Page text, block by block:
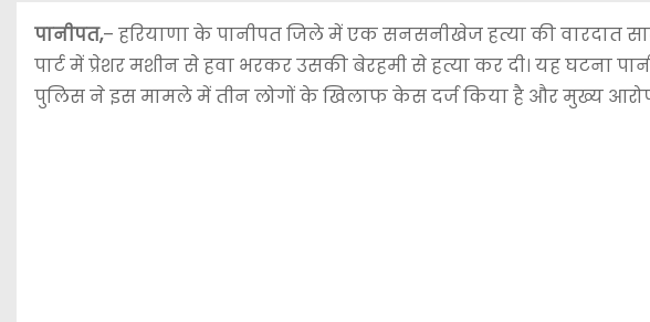
पानीपत,– हरियाणा के पानीपत जिले में एक सनसनीखेज हत्या की वारदात
पार्ट में प्रेशर मशीन से हवा भरकर उसकी बेरहमी से हत्या कर दी। यह घटना
पुलिस ने इस मामले में तीन लोगों के खिलाफ केस दर्ज किया है और मुख्य